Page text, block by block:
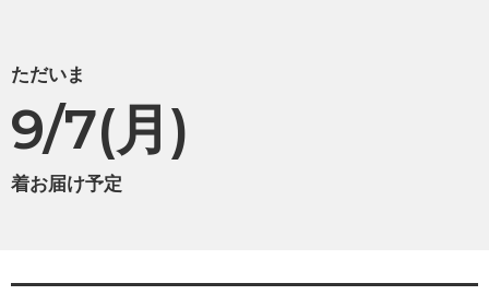
ただいま
9/7(月)
着お届け予定